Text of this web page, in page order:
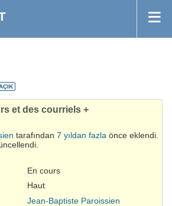
et des courriels +
tarafından 7 yıldan fazla önce eklendi.
En cours
Haut
Jean-Baptiste Paroissien